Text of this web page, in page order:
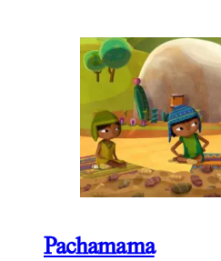
Pachamama